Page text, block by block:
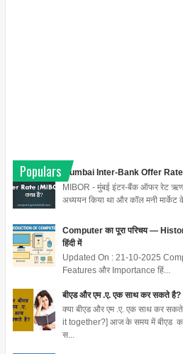
Populars
Mumbai Inter-Bank Offer Rate
MIBOR - मुंबई इंटर-बैंक ऑफर रेट ऋण
अध्ययन किया था और कॉल मनी मार्केट
Computer का पूरा परिचय —
हिंदी में
Updated On : 21-10-2025
Features और Importance हिं...
बीएड और एम .ए. एक साथ कर सकते है?
क्या बीएड और एम .ए. एक साथ कर
it together?] आज के समय में बीएड
स...